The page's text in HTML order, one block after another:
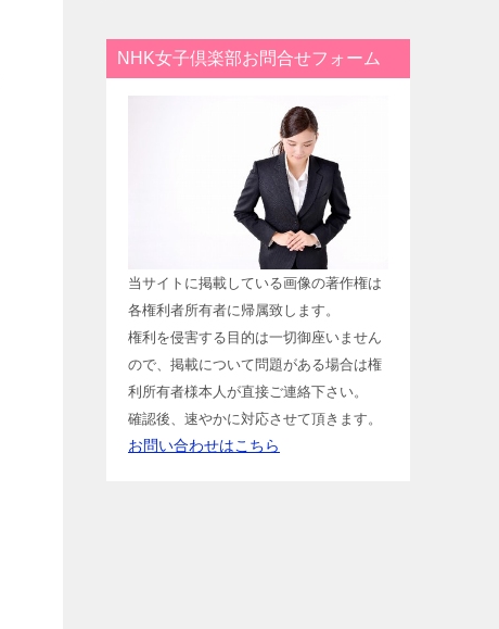
NHK女子倶楽部お問合せフォーム
当サイトに掲載している画像の著作権は
各権利者所有者に帰属致します。
権利を侵害する目的は一切御座いません
ので、掲載について問題がある場合は権
利所有者様本人が直接ご連絡下さい。
確認後、速やかに対応させて頂きます。
お問い合わせはこちら